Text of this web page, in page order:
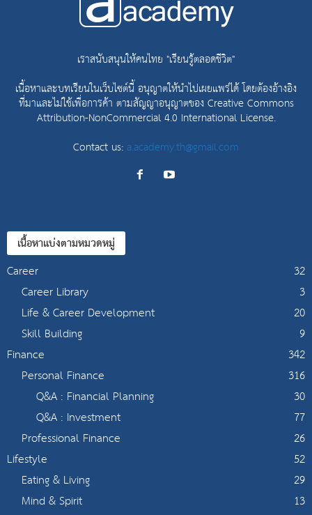
เราสนับสนุนให้คนไทย "เรียนรู้ตลอดชีวิต"
เนื้อหาและบทเรียนในเว็บไซต์นี้ อนุญาตให้นำไปเผยแพร่ได้ โดยต้องอ้างอิง
ที่มาและไม่ใช้เพื่อการค้า ตามสัญญาอนุญาตของ Creative Commons
Attribution-NonCommercial 4.0 International License.
Contact us:a.academy.th@gmail.com
เนื้อหาแบ่งตามหมวดหมู่
Career
32
Career Library
3
Life & Career Development
20
Skill Building
9
Finance
342
Personal Finance
316
Q&A : Financial Planning
30
Q&A : Investment
77
Professional Finance
26
Lifestyle
52
Eating & Living
29
Mind & Spirit
13